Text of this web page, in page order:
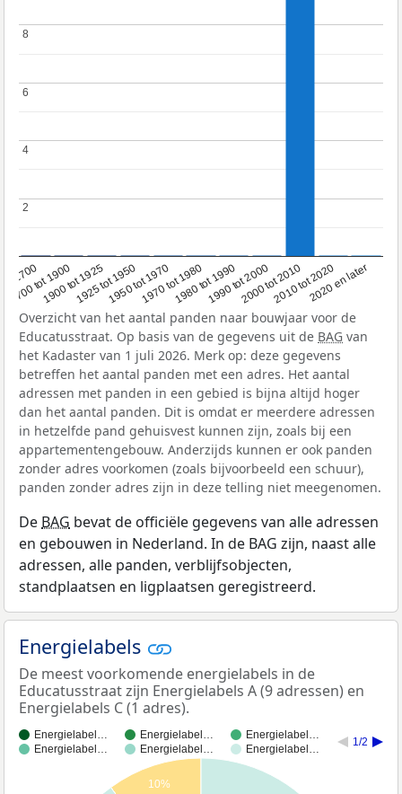
1700
1700 tot 1900
1900 tot 19251925 tot 19501950 tot 19701970 tot 19801980 tot 19901990 tot 20002000 tot 20102010 tot 20202020 en later
2
2
4
4
6
6
8
8
Overzicht van het aantal panden naar bouwjaar voor de
Educatusstraat. Op basis van de gegevens uit de BAG van
het Kadaster van 1 juli 2026. Merk op: deze gegevens
betreffen het aantal panden met een adres. Het aantal
adressen met panden in een gebied is bijna altijd hoger
dan het aantal panden. Dit is omdat er meerdere adressen
in hetzelfde pand gehuisvest kunnen zijn, zoals bij een
appartementengebouw. Anderzijds kunnen er ook panden
zonder adres voorkomen (zoals bijvoorbeeld een schuur),
panden zonder adres zijn in deze telling niet meegenomen.
De BAG bevat de officiële gegevens van alle adressen
en gebouwen in Nederland. In de BAG zijn, naast alle
adressen, alle panden, verblijfsobjecten,
standplaatsen en ligplaatsen geregistreerd.
Energielabels
De meest voorkomende energielabels in de
Educatusstraat zijn Energielabels A (9 adressen) en
Energielabels C (1 adres).
Energielabel… Energielabel…
Energielabel…
Energielabel…
Energielabel… Energielabel…
1/2
10%